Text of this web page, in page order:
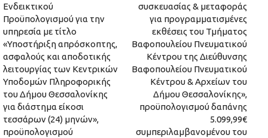
Ενδεικτικού
Προϋπολογισμού για την
υπηρεσία με τίτλο
«Υποστήριξη απρόσκοπτης,
ασφαλούς και αποδοτικής
λειτουργίας των Κεντρικών
Υποδομών Πληροφορικής
του Δήμου Θεσσαλονίκης
για διάστημα είκοσι
τεσσάρων (24) μηνών»,
προϋπολογισμού
συσκευασίας & μεταφοράς
για προγραμματισμένες
εκθέσεις του Τμήματος
Βαφοπουλείου Πνευματικού
Κέντρου της Διεύθυνσης
Βαφοπουλείου Πνευματικού
Κέντρου & Αρχείων του
Δήμου Θεσσαλονίκης»,
προϋπολογισμού δαπάνης
5.099,99€
συμπεριλαμβανομένου του